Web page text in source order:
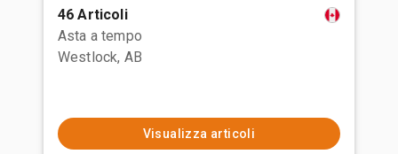
46 Articoli
Asta a tempo
Westlock, AB
Visualizza articoli